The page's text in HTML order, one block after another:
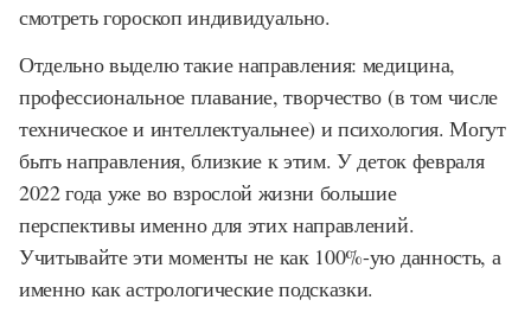
смотреть гороскоп индивидуально.
Отдельно выделю такие направления: медицина,
профессиональное плавание, творчество (в том числе
техническое и интеллектуальнее) и психология. Могут
быть направления, близкие к этим. У деток февраля
2022 года уже во взрослой жизни большие
перспективы именно для этих направлений.
Учитывайте эти моменты не как 100%-ую данность, а
именно как астрологические подсказки.